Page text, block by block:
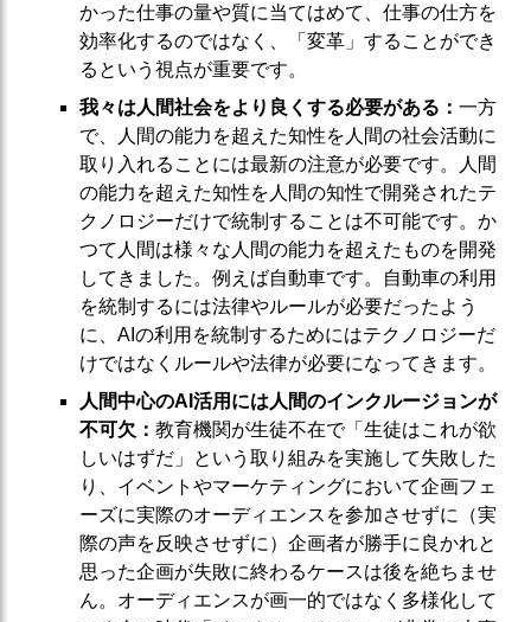
かった仕事の量や質に当てはめて、仕事の仕方を
効率化するのではなく、「変革」することができ
るという視点が重要です。
我々は人間社会をより良くする必要がある： 一方
で、人間の能力を超えた知性を人間の社会活動に
取り入れることには最新の注意が必要です。人間
の能力を超えた知性を人間の知性で開発されたテ
クノロジーだけで統制することは不可能です。か
つて人間は様々な人間の能力を超えたものを開発
してきました。例えば自動車です。自動車の利用
を統制するには法律やルールが必要だったよう
に、AIの利用を統制するためにはテクノロジーだ
けではなくルールや法律が必要になってきます。
人間中心のAI活用には人間のインクルージョンが
不可欠： 教育機関が生徒不在で「生徒はこれが欲
しいはずだ」という取り組みを実施して失敗した
り、イベントやマーケティングにおいて企画フェ
ーズに実際のオーディエンスを参加させずに（実
際の声を反映させずに）企画者が勝手に良かれと
思った企画が失敗に終わるケースは後を絶ちませ
ん。オーディエンスが画一的ではなく多様化して